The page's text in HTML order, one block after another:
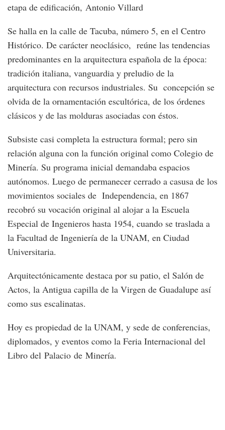
etapa de edificación, Antonio Villard
Se halla en la calle de Tacuba, número 5, en el Centro
Histórico. De carácter neoclásico, reúne las tendencias
predominantes en la arquitectura española de la época:
tradición italiana, vanguardia y preludio de la
arquitectura con recursos industriales. Su concepción se
olvida de la ornamentación escultórica, de los órdenes
clásicos y de las molduras asociadas con éstos.
Subsiste casi completa la estructura formal; pero sin
relación alguna con la función original como Colegio de
Minería. Su programa inicial demandaba espacios
autónomos. Luego de permanecer cerrado a casusa de los
movimientos sociales de Independencia, en 1867
recobró su vocación original al alojar a la Escuela
Especial de Ingenieros hasta 1954, cuando se traslada a
la Facultad de Ingeniería de la UNAM, en Ciudad
Universitaria.
Arquitectónicamente destaca por su patio, el Salón de
Actos, la Antigua capilla de la Virgen de Guadalupe así
como sus escalinatas.
Hoy es propiedad de la UNAM, y sede de conferencias,
diplomados, y eventos como la Feria Internacional del
Libro del Palacio de Minería.